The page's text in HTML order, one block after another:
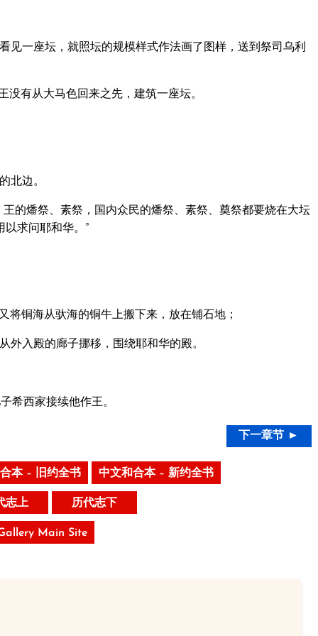
一座坛，就照坛的规模样式作法画了图样，送到祭司乌利
有从大马色回来之先，建筑一座坛。
北边。
的燔祭、素祭，国内众民的燔祭、素祭、奠祭都要烧在大坛
求问耶和华。”
铜海从驮海的铜牛上搬下来，放在铺石地；
入殿的廊子挪移，围绕耶和华的殿。
希西家接续他作王。
下一章节 ►
本 – 旧约全书 中文和合本 – 新约全书
志上 历代志下
Main Site